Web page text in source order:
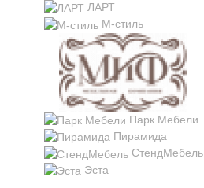
ЛАРТ
М-стиль
Парк Мебели
Пирамида
СтендМебель
Эста